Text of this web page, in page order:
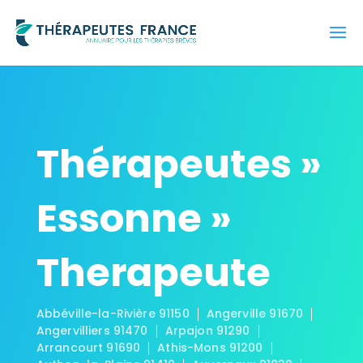
Thérapeutes »
Essonne »
Therapeute
Abbéville-la-Rivière 91150
Angerville 91670
Angervilliers 91470
Arpajon 91290
Arrancourt 91690
Athis-Mons 91200